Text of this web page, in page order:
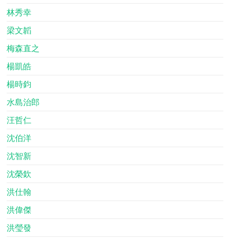
林秀幸
梁文韜
梅森直之
楊凱皓
楊時鈞
水島治郎
汪哲仁
沈伯洋
沈智新
沈榮欽
洪仕翰
洪偉傑
洪瑩發